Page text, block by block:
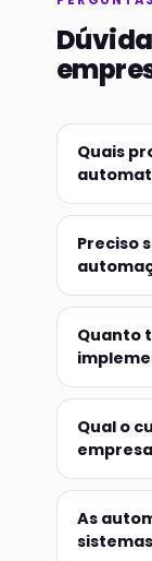
Quais
Preciso
Quanto
Qual o
As